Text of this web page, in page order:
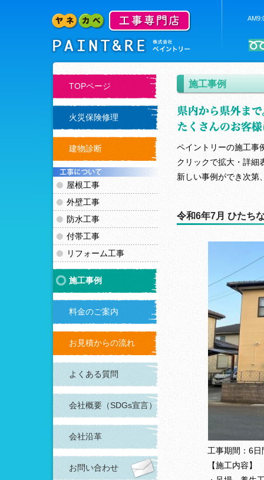
TOPページ
火災保険修理
建物診断
屋根工事
外壁工事
防水工事
付帯工事
リフォーム工事
施工事例
料金のご案内
お見積からの流れ
よくある質問
会社概要（SDGs宣言）
会社沿革
お問い合わせ
施工事例
ペイントリーの施工事
クリックで拡大・詳細
新しい事例ができ次第
令和6年7月 ひたち
工事期間：6日
【施工内容】